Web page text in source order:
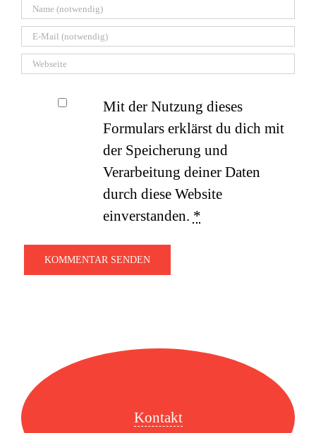
Mit der Nutzung dieses
Formulars erklärst du dich mit
der Speicherung und
Verarbeitung deiner Daten
durch diese Website
einverstanden. *
Kontakt